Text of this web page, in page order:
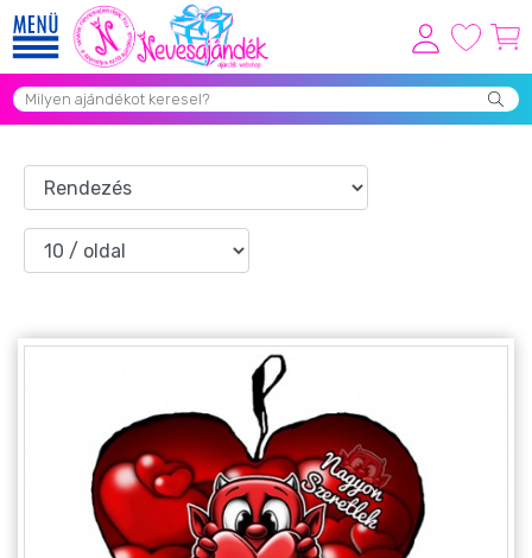
Viszonteladóknak
Grill Party Kellékek ❤️
Egyedi Ajándékok Rendelés
Vicces Pólók
Budapest Ajándéktárgyak
Szülinapi ajándékok
Alkalmakra